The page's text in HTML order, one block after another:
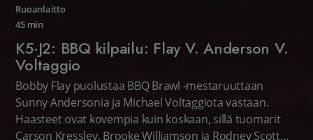
Ruoanlaitto
45 min
K5·J2: BBQ kilpailu: Flay V. Anderson V.
Voltaggio
Bobby Flay puolustaa BBQ Brawl -mestaruuttaan
Sunny Andersonia ja Michael Voltaggiota vastaan.
Haasteet ovat kovempia kuin koskaan, sillä tuomarit
Carson Kressley, Brooke Williamson ja Rodney Scott